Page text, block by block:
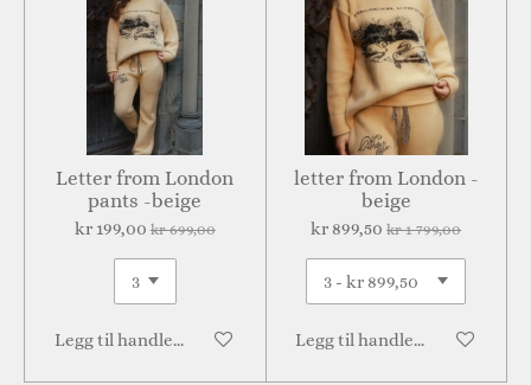
Letter from London
pants -beige
kr 199,00 kr 699,00
Legg til handlevogn
letter from London -
beige
kr 899,50 kr 1 799,00
Legg til handlevogn